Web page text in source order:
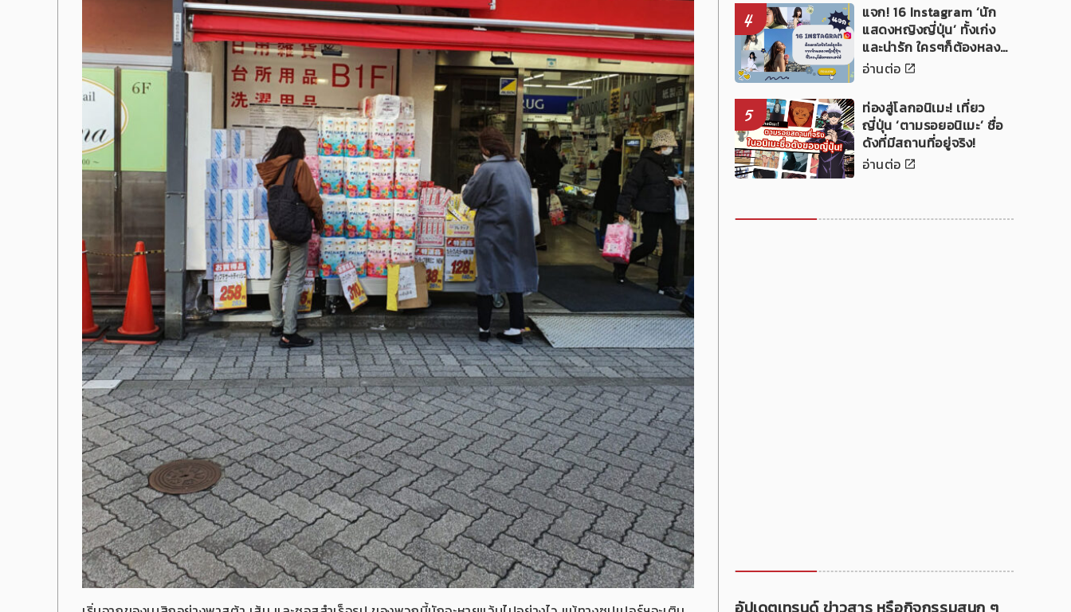
4
แจก! 16 Instagram ‘นัก
แสดงหญิงญี่ปุ่น’ ทั้งเก่ง
และน่ารัก ใครๆก็ต้องหลง
เสน่ห์!
อ่านต่อ
5
ท่องสู่โลกอนิเมะ! เที่ยว
ญี่ปุ่น ‘ตามรอยอนิเมะ’ ชื่อ
ดังที่มีสถานที่อยู่จริง!
อ่านต่อ
อัปเดตเทรนด์ ข่าวสาร หรือกิจกรรมสนุก ๆ